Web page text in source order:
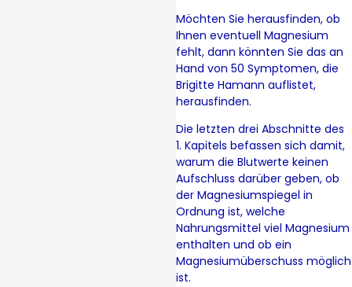
Möchten Sie herausfinden, ob
Ihnen eventuell Magnesium
fehlt, dann könnten Sie das an
Hand von 50 Symptomen, die
Brigitte Hamann auflistet,
herausfinden.
Die letzten drei Abschnitte des
1. Kapitels befassen sich damit,
warum die Blutwerte keinen
Aufschluss darüber geben, ob
der Magnesiumspiegel in
Ordnung ist, welche
Nahrungsmittel viel Magnesium
enthalten und ob ein
Magnesiumüberschuss möglich
ist.